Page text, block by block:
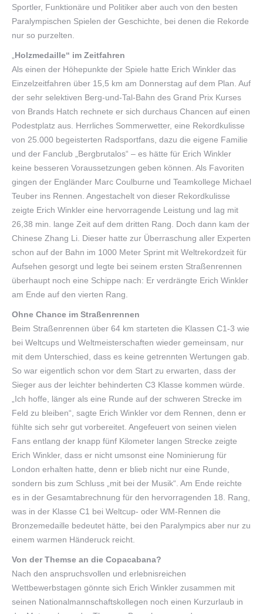
Sportler, Funktionäre und Politiker aber auch von den besten
Paralympischen Spielen der Geschichte, bei denen die Rekorde
nur so purzelten.
Holzmedaille“ im Zeitfahren
Als einen der Höhepunkte der Spiele hatte Erich Winkler das
Einzelzeitfahren über 15,5 km am Donnerstag auf dem Plan. Auf
der sehr selektiven Berg-und-Tal-Bahn des Grand Prix Kurses
von Brands Hatch rechnete er sich durchaus Chancen auf einen
Podestplatz aus. Herrliches Sommerwetter, eine Rekordkulisse
von 25.000 begeisterten Radsportfans, dazu die eigene Familie
und der Fanclub „Bergbrutalos“ – es hätte für Erich Winkler
keine besseren Voraussetzungen geben können. Als Favoriten
gingen der Engländer Marc Coulburne und Teamkollege Michael
Teuber ins Rennen. Angestachelt von dieser Rekordkulisse
zeigte Erich Winkler eine hervorragende Leistung und lag mit
26,38 min. lange Zeit auf dem dritten Rang. Doch dann kam der
Chinese Zhang Li. Dieser hatte zur Überraschung aller Experten
schon auf der Bahn im 1000 Meter Sprint mit Weltrekordzeit für
Aufsehen gesorgt und legte bei seinem ersten Straßenrennen
überhaupt noch eine Schippe nach: Er verdrängte Erich Winkler
am Ende auf den vierten Rang.
Ohne Chance im Straßenrennen
Beim Straßenrennen über 64 km starteten die Klassen C1-3 wie
bei Weltcups und Weltmeisterschaften wieder gemeinsam, nur
mit dem Unterschied, dass es keine getrennten Wertungen gab.
So war eigentlich schon vor dem Start zu erwarten, dass der
Sieger aus der leichter behinderten C3 Klasse kommen würde.
„Ich hoffe, länger als eine Runde auf der schweren Strecke im
Feld zu bleiben“, sagte Erich Winkler vor dem Rennen, denn er
fühlte sich sehr gut vorbereitet. Angefeuert von seinen vielen
Fans entlang der knapp fünf Kilometer langen Strecke zeigte
Erich Winkler, dass er nicht umsonst eine Nominierung für
London erhalten hatte, denn er blieb nicht nur eine Runde,
sondern bis zum Schluss „mit bei der Musik“. Am Ende reichte
es in der Gesamtabrechnung für den hervorragenden 18. Rang,
was in der Klasse C1 bei Weltcup- oder WM-Rennen die
Bronzemedaille bedeutet hätte, bei den Paralympics aber nur zu
einem warmen Händeruck reicht.
Von der Themse an die Copacabana?
Nach den anspruchsvollen und erlebnisreichen
Wettbewerbstagen gönnte sich Erich Winkler zusammen mit
seinen Nationalmannschaftskollegen noch einen Kurzurlaub in